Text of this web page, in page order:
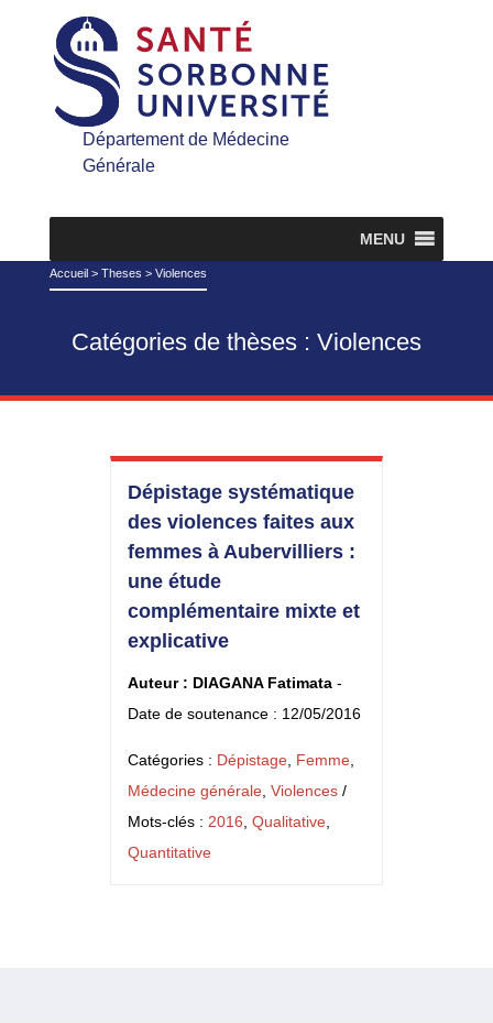
Département de Médecine
Générale
MENU
Accueil> Theses > Violences
Catégories de thèses : Violences
Dépistage systématique
des violences faites aux
femmes à Aubervilliers :
une étude
complémentaire mixte et
explicative
Auteur : DIAGANA Fatimata -
Date de soutenance : 12/05/2016
Catégories : Dépistage Femme
Médecine générale Violences /
Mots-clés : 2016 Qualitative
Quantitative